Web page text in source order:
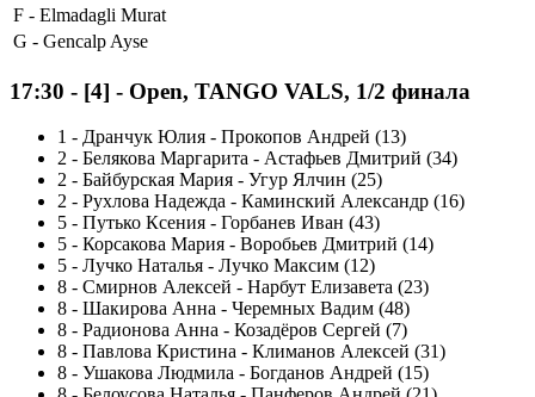
F - Elmadagli Murat
G - Gencalp Ayse
17:30 - [4] - Open, TANGO VALS, 1/2 финала
1 - Дранчук Юлия - Прокопов Андрей (13)
2 - Белякова Маргарита - Астафьев Дмитрий (34)
2 - Байбурская Мария - Угур Ялчин (25)
2 - Рухлова Надежда - Каминский Александр (16)
5 - Путько Ксения - Горбанев Иван (43)
5 - Корсакова Мария - Воробьев Дмитрий (14)
5 - Лучко Наталья - Лучко Максим (12)
8 - Смирнов Алексей - Нарбут Елизавета (23)
8 - Шакирова Анна - Черемных Вадим (48)
8 - Радионова Анна - Козадёров Сергей (7)
8 - Павлова Кристина - Климанов Алексей (31)
8 - Ушакова Людмила - Богданов Андрей (15)